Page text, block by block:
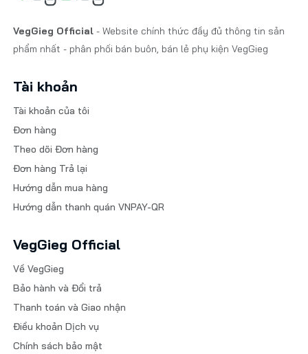
VegGieg Official - Website chính thức đầy đủ thông tin sản
phẩm nhất - phân phối bán buôn, bán lẻ phụ kiện VegGieg
Tài khoản
Tài khoản của tôi
Đơn hàng
Theo dõi Đơn hàng
Đơn hàng Trả lại
Hướng dẫn mua hàng
Hướng dẫn thanh quán VNPAY-QR
VegGieg Official
Về VegGieg
Bảo hành và Đổi trả
Thanh toán và Giao nhận
Điều khoản Dịch vụ
Chính sách bảo mật